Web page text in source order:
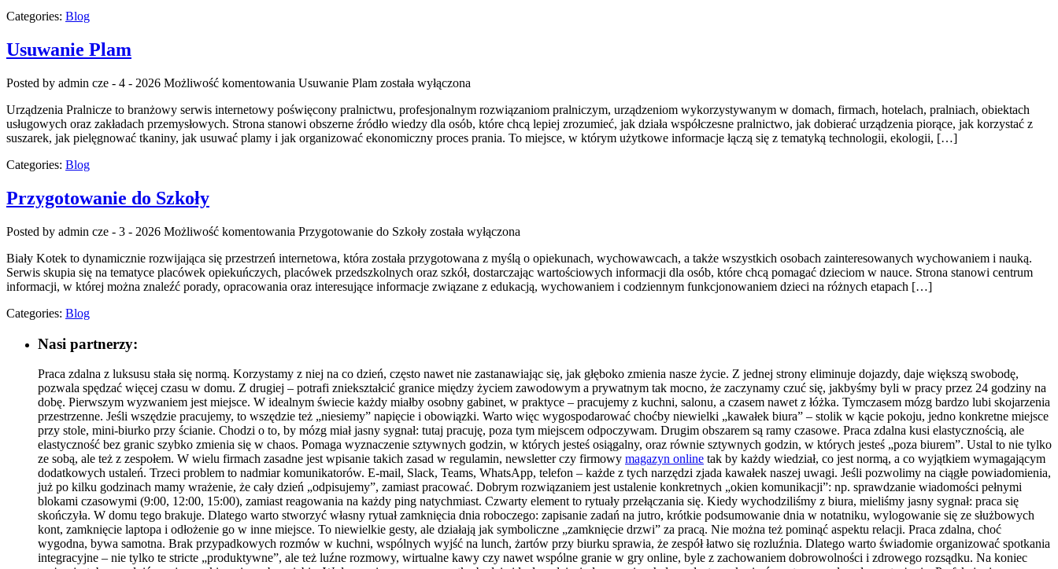
Categories: Blog
Usuwanie Plam
Posted by admin cze - 4 - 2026 Możliwość komentowania Usuwanie Plam została wyłączona
Urządzenia Pralnicze to branżowy serwis internetowy poświęcony pralnictwu, profesjonalnym rozwiązaniom pralniczym, urządzeniom wykorzystywanym w domach, firmach, hotelach, pralniach, obiektach
usługowych oraz zakładach przemysłowych. Strona stanowi obszerne źródło wiedzy dla osób, które chcą lepiej zrozumieć, jak działa współczesne pralnictwo, jak dobierać urządzenia piorące, jak korzystać z
suszarek, jak pielęgnować tkaniny, jak usuwać plamy i jak organizować ekonomiczny proces prania. To miejsce, w którym użytkowe informacje łączą się z tematyką technologii, ekologii, […]
Categories: Blog
Przygotowanie do Szkoły
Posted by admin cze - 3 - 2026 Możliwość komentowania Przygotowanie do Szkoły została wyłączona
Biały Kotek to dynamicznie rozwijająca się przestrzeń internetowa, która została przygotowana z myślą o opiekunach, wychowawcach, a także wszystkich osobach zainteresowanych wychowaniem i nauką.
Serwis skupia się na tematyce placówek opiekuńczych, placówek przedszkolnych oraz szkół, dostarczając wartościowych informacji dla osób, które chcą pomagać dzieciom w nauce. Strona stanowi centrum
informacji, w której można znaleźć porady, opracowania oraz interesujące informacje związane z edukacją, wychowaniem i codziennym funkcjonowaniem dzieci na różnych etapach […]
Categories: Blog
Nasi partnerzy:
Praca zdalna z luksusu stała się normą. Korzystamy z niej na co dzień, często nawet nie zastanawiając się, jak głęboko zmienia nasze życie. Z jednej strony eliminuje dojazdy, daje większą swobodę,
pozwala spędzać więcej czasu w domu. Z drugiej – potrafi zniekształcić granice między życiem zawodowym a prywatnym tak mocno, że zaczynamy czuć się, jakbyśmy byli w pracy przez 24 godziny na
dobę. Pierwszym wyzwaniem jest miejsce. W idealnym świecie każdy miałby osobny gabinet, w praktyce – pracujemy z kuchni, salonu, a czasem nawet z łóżka. Tymczasem mózg bardzo lubi skojarzenia
przestrzenne. Jeśli wszędzie pracujemy, to wszędzie też „niesiemy” napięcie i obowiązki. Warto więc wygospodarować choćby niewielki „kawałek biura” – stolik w kącie pokoju, jedno konkretne miejsce
przy stole, mini-biurko przy ścianie. Chodzi o to, by mózg miał jasny sygnał: tutaj pracuję, poza tym miejscem odpoczywam. Drugim obszarem są ramy czasowe. Praca zdalna kusi elastycznością, ale
elastyczność bez granic szybko zmienia się w chaos. Pomaga wyznaczenie sztywnych godzin, w których jesteś osiągalny, oraz równie sztywnych godzin, w których jesteś „poza biurem”. Ustal to nie tylko
ze sobą, ale też z zespołem. W wielu firmach zasadne jest wpisanie takich zasad w regulamin, newsletter czy firmowy magazyn online tak by każdy wiedział, co jest normą, a co wyjątkiem wymagającym
dodatkowych ustaleń. Trzeci problem to nadmiar komunikatorów. E-mail, Slack, Teams, WhatsApp, telefon – każde z tych narzędzi zjada kawałek naszej uwagi. Jeśli pozwolimy na ciągłe powiadomienia,
już po kilku godzinach mamy wrażenie, że cały dzień „odpisujemy”, zamiast pracować. Dobrym rozwiązaniem jest ustalenie konkretnych „okien komunikacji”: np. sprawdzanie wiadomości pełnymi
blokami czasowymi (9:00, 12:00, 15:00), zamiast reagowania na każdy ping natychmiast. Czwarty element to rytuały przełączania się. Kiedy wychodziliśmy z biura, mieliśmy jasny sygnał: praca się
skończyła. W domu tego brakuje. Dlatego warto stworzyć własny rytuał zamknięcia dnia roboczego: zapisanie zadań na jutro, krótkie podsumowanie dnia w notatniku, wylogowanie się ze służbowych
kont, zamknięcie laptopa i odłożenie go w inne miejsce. To niewielkie gesty, ale działają jak symboliczne „zamknięcie drzwi” za pracą. Nie można też pominąć aspektu relacji. Praca zdalna, choć
wygodna, bywa samotna. Brak przypadkowych rozmów w kuchni, wspólnych wyjść na lunch, żartów przy biurku sprawia, że zespół łatwo się rozluźnia. Dlatego warto świadomie organizować spotkania
integracyjne – nie tylko te stricte „produktywne”, ale też luźne rozmowy, wirtualne kawy czy nawet wspólne granie w gry online, byle z zachowaniem dobrowolności i zdrowego rozsądku. Na koniec